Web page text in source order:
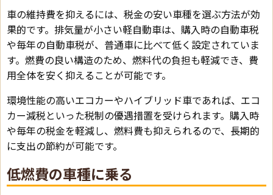
車の維持費を抑えるには、税金の安い車種を選ぶ方法が効
果的です。排気量が小さい軽自動車は、購入時の自動車税
や毎年の自動車税が、普通車に比べて低く設定されていま
す。燃費の良い構造のため、燃料代の負担も軽減でき、費
用全体を安く抑えることが可能です。
環境性能の高いエコカーやハイブリッド車であれば、エコ
カー減税といった税制の優遇措置を受けられます。購入時
や毎年の税金を軽減し、燃料費も抑えられるので、長期的
に支出の節約が可能です。
低燃費の車種に乗る